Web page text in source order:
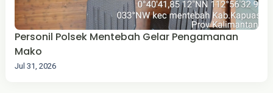
Personil Polsek Mentebah Gelar Pengamanan
Mako
Jul 31, 2026